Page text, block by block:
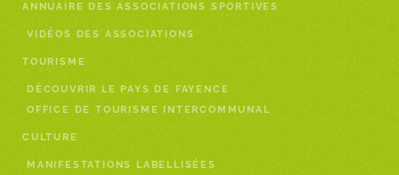
ANNUAIRE DES ASSOCIATIONS SPORTIVES
VIDÉOS DES ASSOCIATIONS
TOURISME
DÉCOUVRIR LE PAYS DE FAYENCE
OFFICE DE TOURISME INTERCOMMUNAL
CULTURE
MANIFESTATIONS LABELLISÉES